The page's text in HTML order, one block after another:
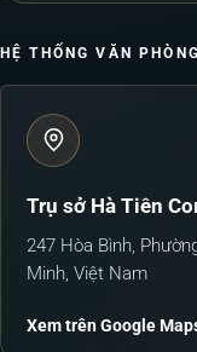
HỆ THỐNG VĂN
Trụ sở Hà Tiên
247 Hòa Bình,
Minh, Việt Nam
Xem trên Google